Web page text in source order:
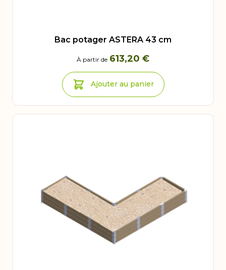
Bac potager ASTERA 43 cm
À partir de 613,20 €
Ajouter au panier